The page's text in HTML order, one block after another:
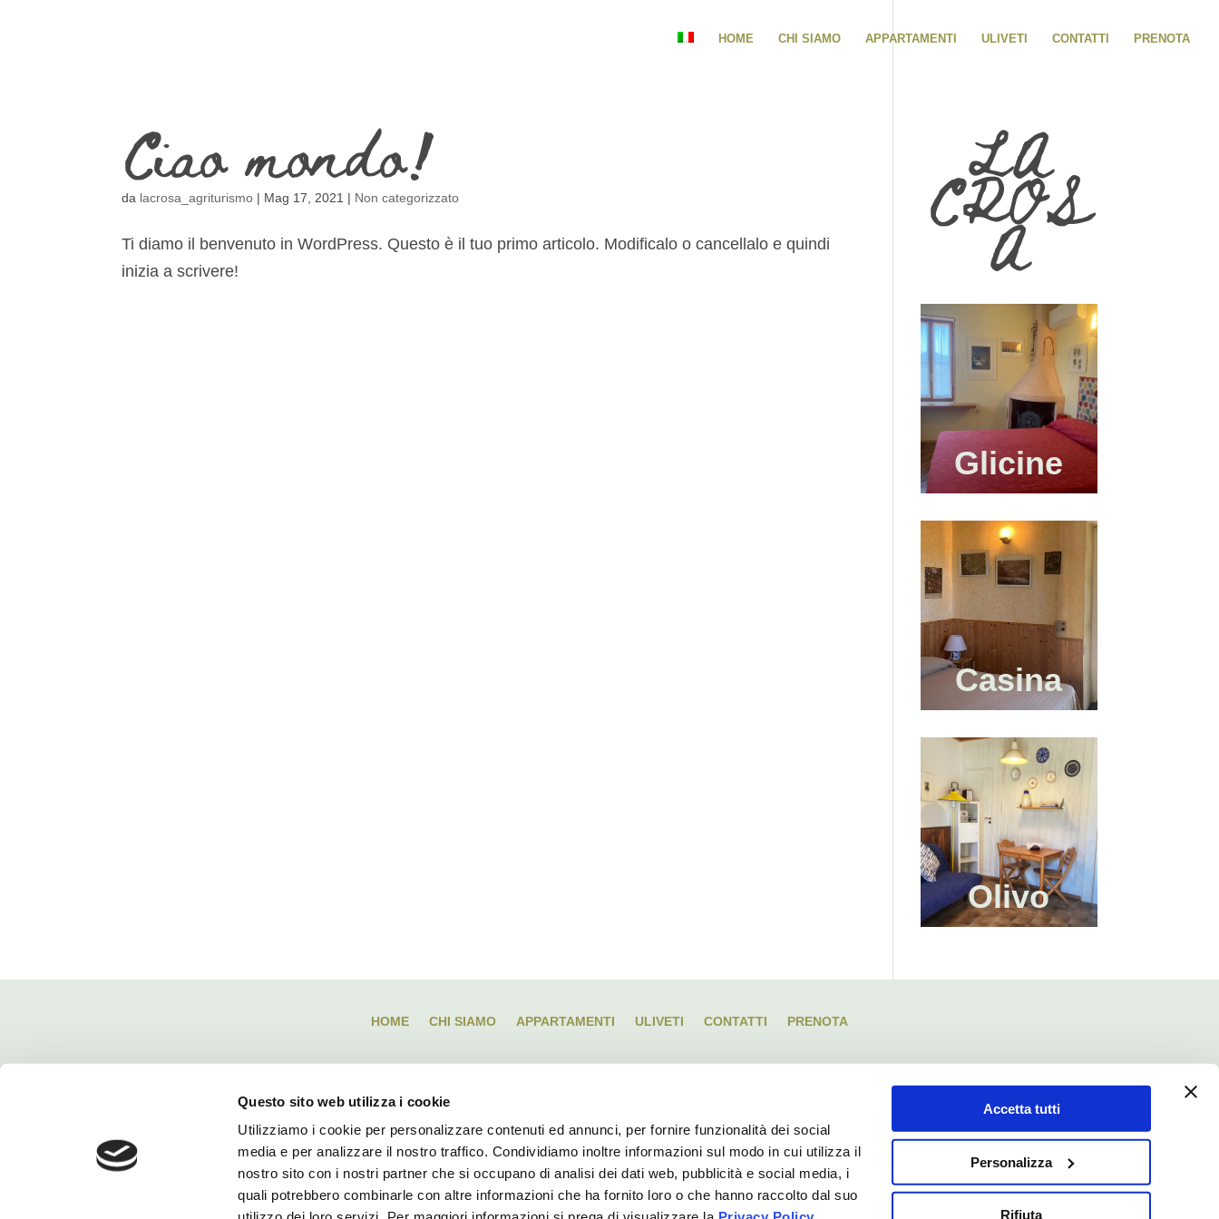
Questo sito web utilizza i cookie
Utilizziamo i cookie per personalizzare contenuti ed annunci, per fornire funzionalità dei social
media e per analizzare il nostro traffico. Condividiamo inoltre informazioni sul modo in cui utilizza il
nostro sito con i nostri partner che si occupano di analisi dei dati web, pubblicità e social media, i
quali potrebbero combinarle con altre informazioni che ha fornito loro o che hanno raccolto dal suo
Accetta tutti
Personalizza
Rifiuta
HOME CHI SIAMO APPARTAMENTI ULIVETI CONTATTI PRENOTA
Ciao mondo!
da lacrosa_agriturismo | Mag 17, 2021 | Non categorizzato
Ti diamo il benvenuto in WordPress. Questo è il tuo primo articolo. Modificalo o cancellalo e quindi
inizia a scrivere!
LA
CROS
A
Glicine
Casina
Olivo
HOME CHI SIAMO APPARTAMENTI ULIVETI CONTATTI PRENOTA
Azienda Agricola e AGRITURISMO “LA CROSA”
Via Crosa, n. 10 | 17032 VENDONE (SV)